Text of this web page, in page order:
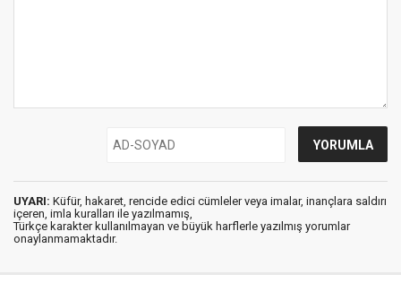
UYARI: Küfür, hakaret, rencide edici cümleler veya imalar, inançlara saldırı
içeren, imla kuralları ile yazılmamış,
Türkçe karakter kullanılmayan ve büyük harflerle yazılmış yorumlar
onaylanmamaktadır.